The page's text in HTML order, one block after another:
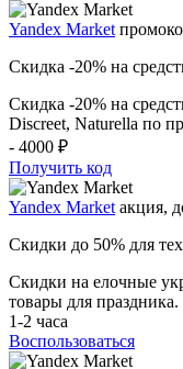
Yandex Market
Скидка -20% на
Скидка -20% на
Discreet, Naturella по
- 4000 ₽
Получить код
Yandex Market акция,
Скидки до 50% для
Скидки на елочные
товары для
1-2 часа
Воспользоваться